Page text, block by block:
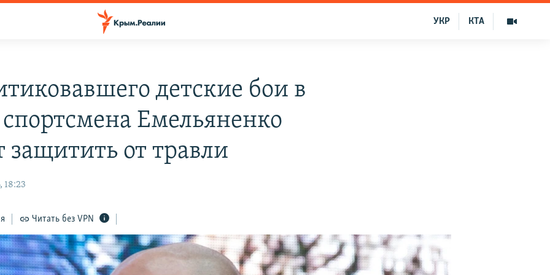
КТА
УКР
детские бои в
Емельяненко
защитить от травли
18:23
Читать без VPN